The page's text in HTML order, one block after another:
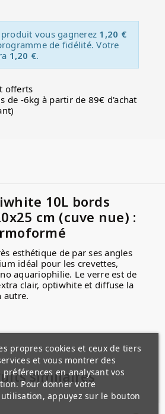
produit vous gagnerez 1,20 €
de fidélité. Votre
1,20 €.
offerts
de -6kg à partir de 89€ d'achat
10L bords
cm (cuve nue) :
esthétique de par ses angles
idéal pour les crevettes,
aquariophilie. Le verre est de
clair, optiwhite et diffuse la
autre.
similaires
propres cookies et ceux de tiers
et vous montrer des
en analysant vos
Pour donner votre
appuyez sur le bouton